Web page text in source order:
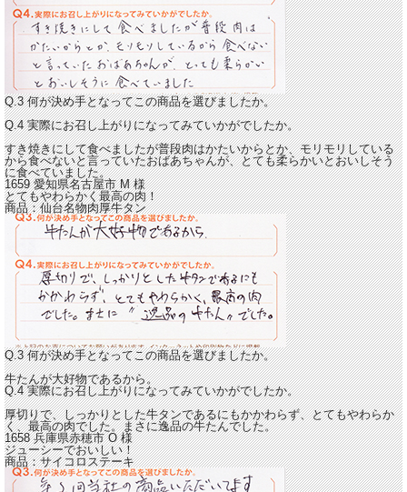
Q.3 何が決め手となってこの商品を選びましたか。
Q.4 実際にお召し上がりになってみていかがでしたか。
すき焼きにして食べましたが普段肉はかたいからとか、モリモリしている
から食べないと言っていたおばあちゃんが、とても柔らかいとおいしそう
に食べていました。
1659 愛知県名古屋市M様
とてもやわらかく最高の肉！
商品：仙台名物肉厚牛タン
Q.3 何が決め手となってこの商品を選びましたか。
牛たんが大好物であるから。
Q.4 実際にお召し上がりになってみていかがでしたか。
厚切りで、しっかりとした牛タンであるにもかかわらず、とてもやわらか
く、最高の肉でした。まさに逸品の牛たんでした。
1658 兵庫県赤穂市O様
ジューシーでおいしい！
商品：サイコロステーキ